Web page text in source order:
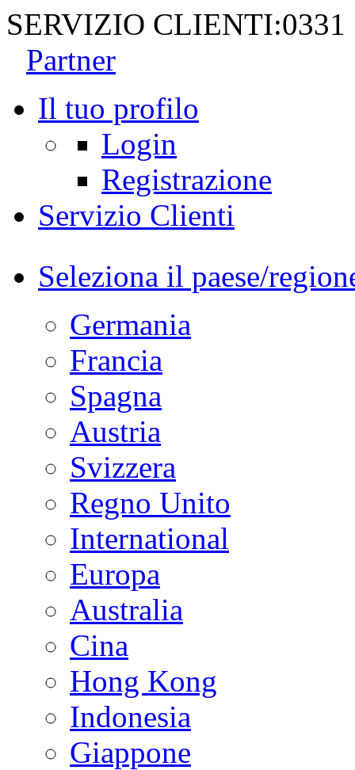
SERVIZIO CLIENTI:0331
Partner
Il tuo profilo
Login
Registrazione
Servizio Clienti
Seleziona il paese/
Germania
Francia
Spagna
Austria
Svizzera
Regno Unito
International
Europa
Australia
Cina
Hong Kong
Indonesia
Giappone